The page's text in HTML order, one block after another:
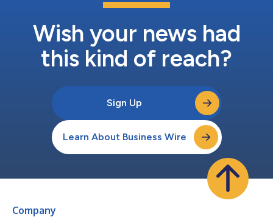
本。EDX的其他投资者还包括Charles Schwab、DV...
Wish your news had
this kind of reach?
Sign Up
Learn About Business Wire
Company